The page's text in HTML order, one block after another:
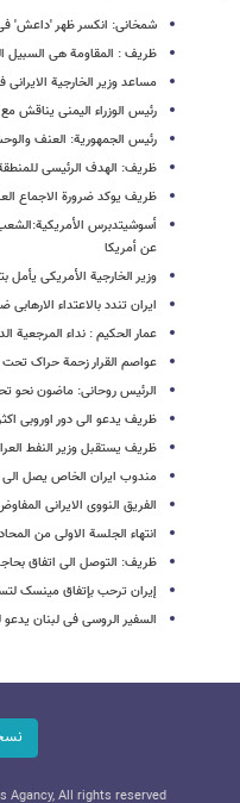
شمخانی: انکسر ظهر 'داعش' فی
ظریف : المقاومة هی السبیل
مساعد وزیر الخارجیة
رئیس الوزراء الیمنی یناقش مع
رئیس الجمهوریة: العنف
ظریف: الهدف الرئیسی
ظریف یوکد ضرورة الاجماع
أسوشیتدبرس
عن أمریکا
وزیر الخارجیة الأمریکی
ایران تندد بالاعتداء
عمار الحکیم : نداء المرجعیة
عواصم القرار زحمة حراک تحت
الرئیس روحانی: ماضون نحو
ظریف یدعو الی دور اوروبی
ظریف یستقبل وزیر النفط
مندوب ایران الخاص یصل الی
الفریق النووی الایرانی
انتهاء الجلسة الاولی من
ظریف: التوصل الی اتفاق
إیران ترحب بإتفاق مینسک
السفیر الروسی فی لبنان
Agancy, All rights reserved.